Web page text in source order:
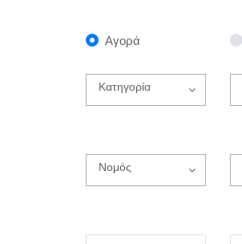
Αγορά
Κατηγορία
Νομός